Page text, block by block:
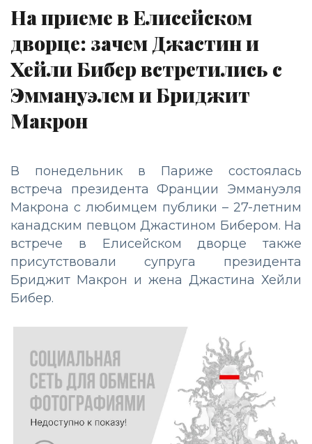
На приеме в Елисейском
дворце: зачем Джастин и
Хейли Бибер встретились с
Эммануэлем и Бриджит
Макрон
В понедельник в Париже состоялась
встреча президента Франции Эммануэля
Макрона с любимцем публики – 27-летним
канадским певцом Джастином Бибером. На
встрече в Елисейском дворце также
присутствовали супруга президента
Бриджит Макрон и жена Джастина Хейли
Бибер.